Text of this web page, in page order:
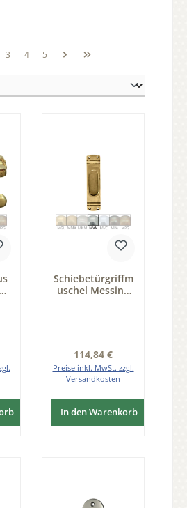
Seite
3 Seite
4 Seite
5
Schiebetürgriffm
uschel Messing
Regulärer Preis:
114,84 €
Preise inkl. MwSt. zzgl.
Versandkosten
In den Warenkorb